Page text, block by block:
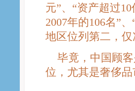
元”、“资产超过
2007年的106名”
地区位列第二，仅
毕竟，中国顾客
位，尤其是奢侈品